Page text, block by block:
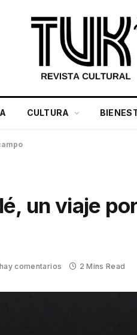
CULTURA
un viaje
comentarios 2 Mins Read